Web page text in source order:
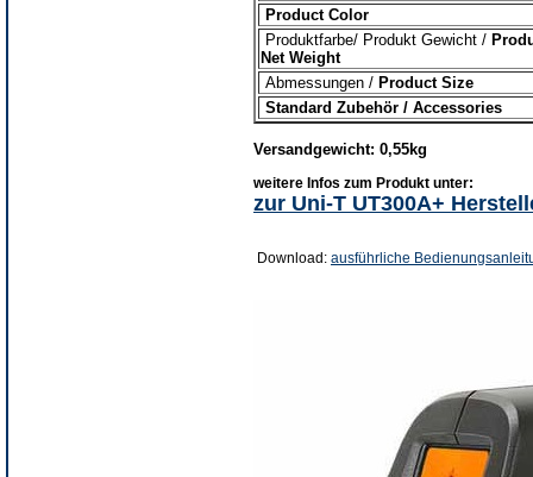
Product Color
Produktfarbe/ Produkt Gewicht /
Net Weight
Abmessungen / Product Size
Standard Zubehör / Accessories
Versandgewicht: 0,55kg
weitere Infos zum Produkt unter:
zur Uni-T UT300A+
Download: ausführliche